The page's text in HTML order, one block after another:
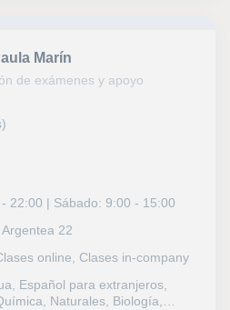
Marín
de exámenes y apoyo
22:00 | Sábado: 9:00 - 15:00
22
online, Clases in-company
Español para extranjeros,
Naturales, Biología,